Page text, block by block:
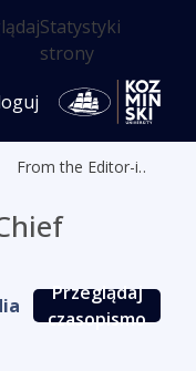
Statystyki
strony
From the Editor-in-Chief
Przeglądaj
czasopismo